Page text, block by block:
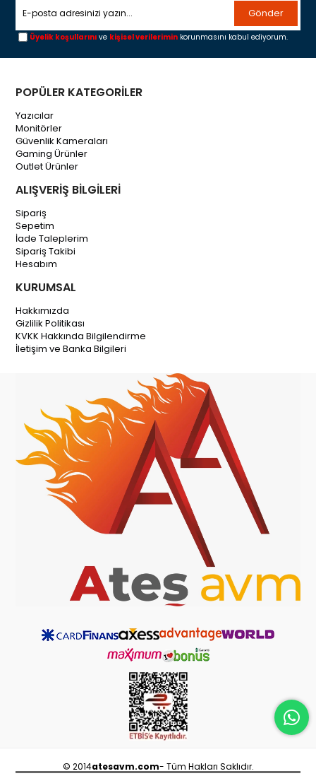
Gönder
Üyelik koşullarını ve kişisel verilerimin korunmasını kabul ediyorum.
POPÜLER KATEGORİLER
Yazıcılar
Monitörler
Güvenlik Kameraları
Gaming Ürünler
Outlet Ürünler
ALIŞVERİŞ BİLGİLERİ
Sipariş
Sepetim
İade Taleplerim
Sipariş Takibi
Hesabım
KURUMSAL
Hakkımızda
Gizlilik Politikası
KVKK Hakkında Bilgilendirme
İletişim ve Banka Bilgileri
© 2014atesavm.com- Tüm Hakları Saklıdır.